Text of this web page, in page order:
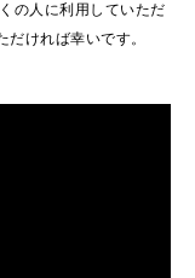
の人に利用していただ
ければ幸いです。